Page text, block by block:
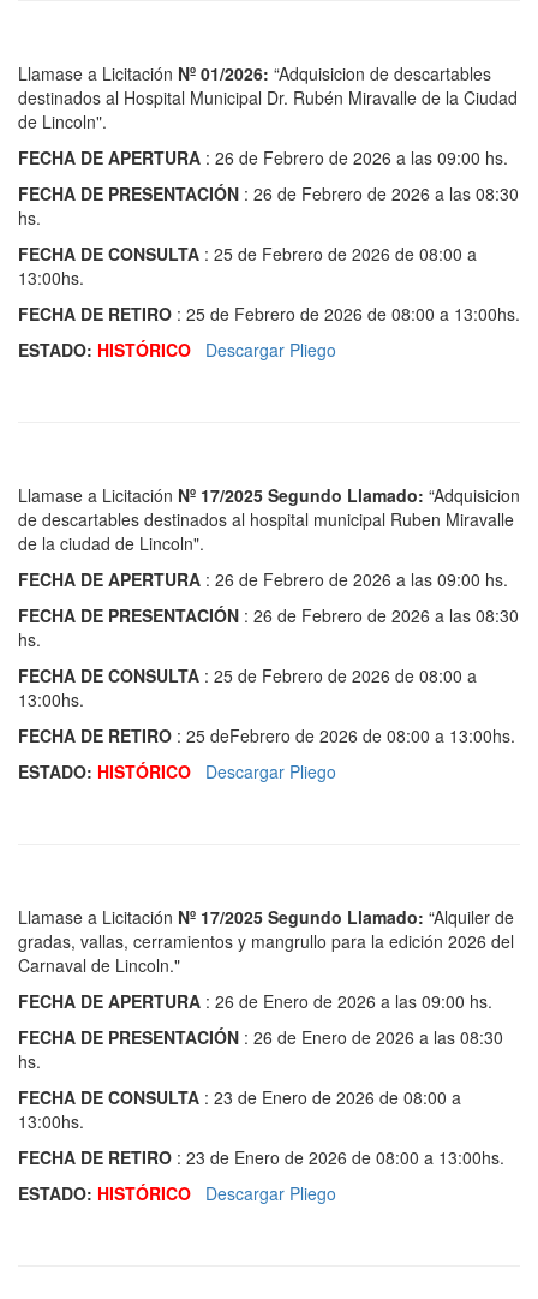
Llamase a Licitación Nº 01/2026: “Adquisicion de descartables
destinados al Hospital Municipal Dr. Rubén Miravalle de la Ciudad
de Lincoln".
FECHA DE APERTURA : 26 de Febrero de 2026 a las 09:00 hs.
FECHA DE PRESENTACIÓN : 26 de Febrero de 2026 a las 08:30
hs.
FECHA DE CONSULTA : 25 de Febrero de 2026 de 08:00 a
13:00hs.
FECHA DE RETIRO : 25 de Febrero de 2026 de 08:00 a 13:00hs.
ESTADO: HISTÓRICO Descargar Pliego
Llamase a Licitación Nº 17/2025 Segundo Llamado: “Adquisicion
de descartables destinados al hospital municipal Ruben Miravalle
de la ciudad de Lincoln".
FECHA DE APERTURA : 26 de Febrero de 2026 a las 09:00 hs.
FECHA DE PRESENTACIÓN : 26 de Febrero de 2026 a las 08:30
hs.
FECHA DE CONSULTA : 25 de Febrero de 2026 de 08:00 a
13:00hs.
FECHA DE RETIRO : 25 deFebrero de 2026 de 08:00 a 13:00hs.
ESTADO: HISTÓRICO Descargar Pliego
Llamase a Licitación Nº 17/2025 Segundo Llamado: “Alquiler de
gradas, vallas, cerramientos y mangrullo para la edición 2026 del
Carnaval de Lincoln."
FECHA DE APERTURA : 26 de Enero de 2026 a las 09:00 hs.
FECHA DE PRESENTACIÓN : 26 de Enero de 2026 a las 08:30
hs.
FECHA DE CONSULTA : 23 de Enero de 2026 de 08:00 a
13:00hs.
FECHA DE RETIRO : 23 de Enero de 2026 de 08:00 a 13:00hs.
ESTADO: HISTÓRICO Descargar Pliego